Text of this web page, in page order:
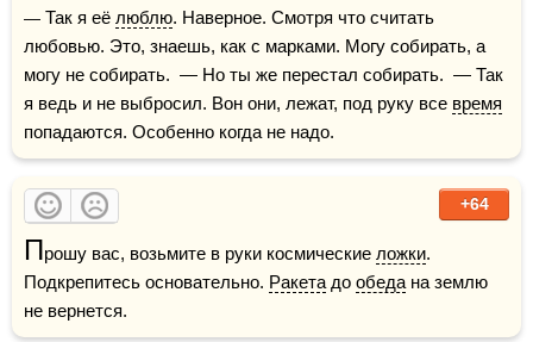
— Так я её люблю. Наверное. Смотря что считать
любовью. Это, знаешь, как с марками. Могу собирать, а
могу не собирать.  — Но ты же перестал собирать.  — Так
я ведь и не выбросил. Вон они, лежат, под руку все время
попадаются. Особенно когда не надо.
+64
Прошу вас, возьмите в руки космические ложки.
Подкрепитесь основательно. Ракета до обеда на землю
не вернется.